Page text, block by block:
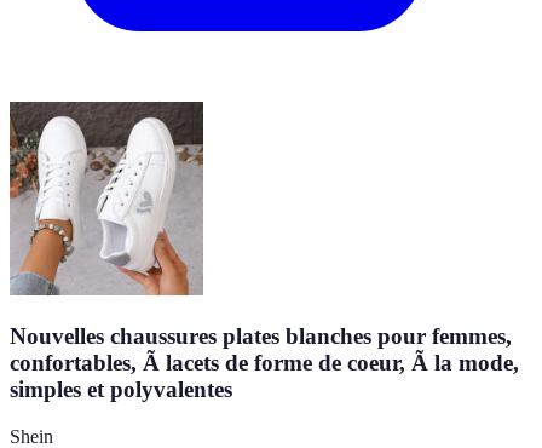
Nouvelles chaussures plates blanches pour femmes,
confortables, Ã lacets de forme de coeur, Ã la mode,
simples et polyvalentes
Shein